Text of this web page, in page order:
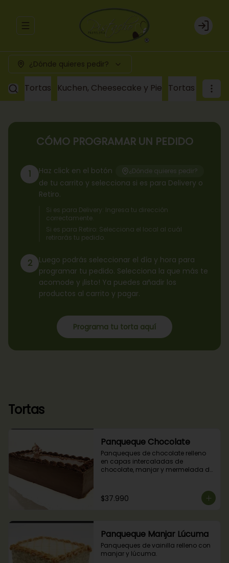
Abrir menu de navegación Login
¿Dónde quieres pedir?
Tortas Kuchen, Cheesecake y Pie Tortas a
CÓMO PROGRAMAR UN PEDIDO
1 Haz click en el botón ¿Dónde quieres pedir?
de tu carrito y selecciona si es para Delivery o
Retiro.
Si es para Delivery: Ingresa tu dirección
correctamente.
Si es para Retiro: Selecciona el local al cuál
retirarás tu pedido.
2
Luego podrás seleccionar el día y hora para
programar tu pedido. Selecciona la que más te
acomode y ¡listo! Ya puedes añadir los
productos al carrito y pagar.
Programa tu torta aquí
Tortas
Panqueque Chocolate
Panqueques de chocolate relleno
en capas intercaladas de
chocolate, manjar y mermelada de
$37.990
Panqueque Manjar Lúcuma
Panqueques de vainilla relleno con
manjar y lúcuma.